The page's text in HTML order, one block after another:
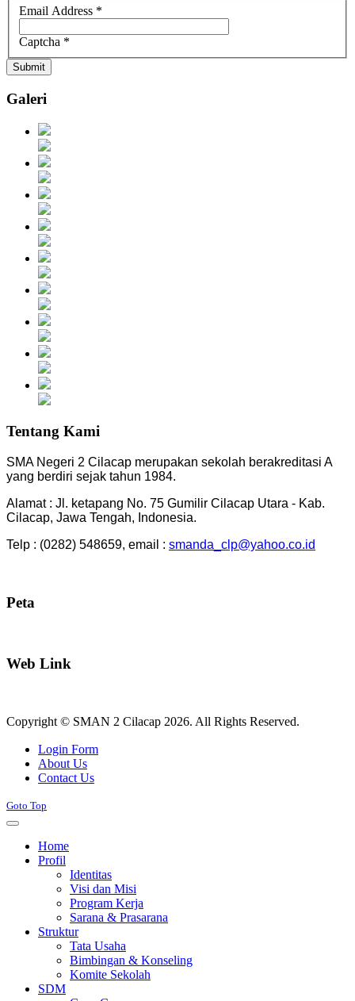
Email Address *
Captcha *
Submit
Galeri
Tentang Kami
SMA Negeri 2 Cilacap merupakan sekolah berakreditasi A
yang berdiri sejak tahun 1984.
Alamat : Jl. ketapang No. 75 Gumilir Cilacap Utara - Kab.
Cilacap, Jawa Tengah, Indonesia.
Telp : (0282) 548659, email : smanda_clp@yahoo.co.id
Peta
Web Link
Copyright © SMAN 2 Cilacap 2026. All Rights Reserved.
Login Form
About Us
Contact Us
Goto Top
Home
Profil
Identitas
Visi dan Misi
Program Kerja
Sarana & Prasarana
Struktur
Tata Usaha
Bimbingan & Konseling
Komite Sekolah
SDM